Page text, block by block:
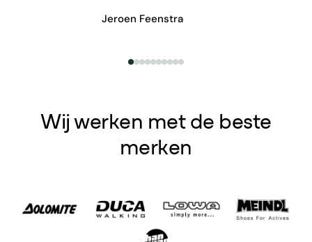
Jeroen Feenstra
Wij werken met de beste
merken